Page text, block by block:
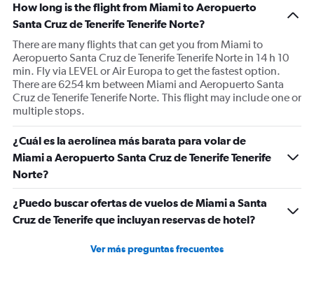
How long is the flight from Miami to Aeropuerto
Santa Cruz de Tenerife Tenerife Norte?
There are many flights that can get you from Miami to
Aeropuerto Santa Cruz de Tenerife Tenerife Norte in 14 h 10
min. Fly via LEVEL or Air Europa to get the fastest option.
There are 6254 km between Miami and Aeropuerto Santa
Cruz de Tenerife Tenerife Norte. This flight may include one or
multiple stops.
¿Cuál es la aerolínea más barata para volar de
Miami a Aeropuerto Santa Cruz de Tenerife Tenerife
Norte?
¿Puedo buscar ofertas de vuelos de Miami a Santa
Cruz de Tenerife que incluyan reservas de hotel?
Ver más preguntas frecuentes